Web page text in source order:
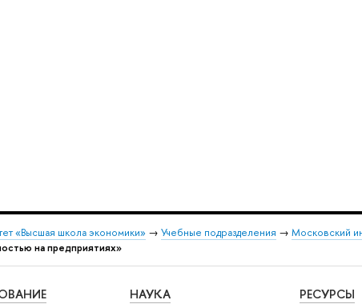
«Высшая школа экономики» → Учебные подразделения → Московский
на предприятиях»
НАУКА РЕСУРСЫ